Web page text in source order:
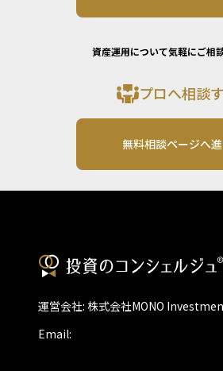
資産運用について気軽にご相
プロへ相談
無料相談ページへ
運営会社: 株式会社MONO
Email: